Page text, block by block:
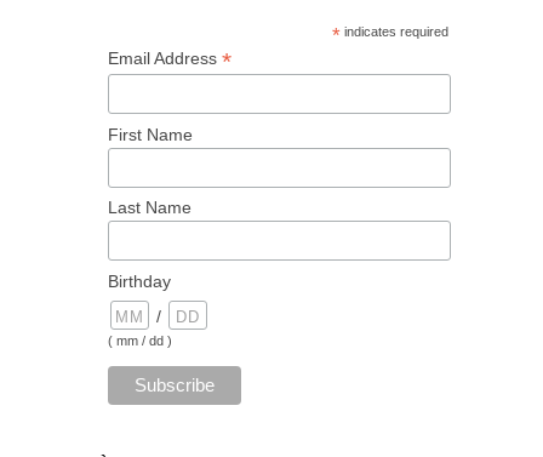
* indicates required
Email Address*
First Name
Last Name
Birthday
/
( mm / dd )